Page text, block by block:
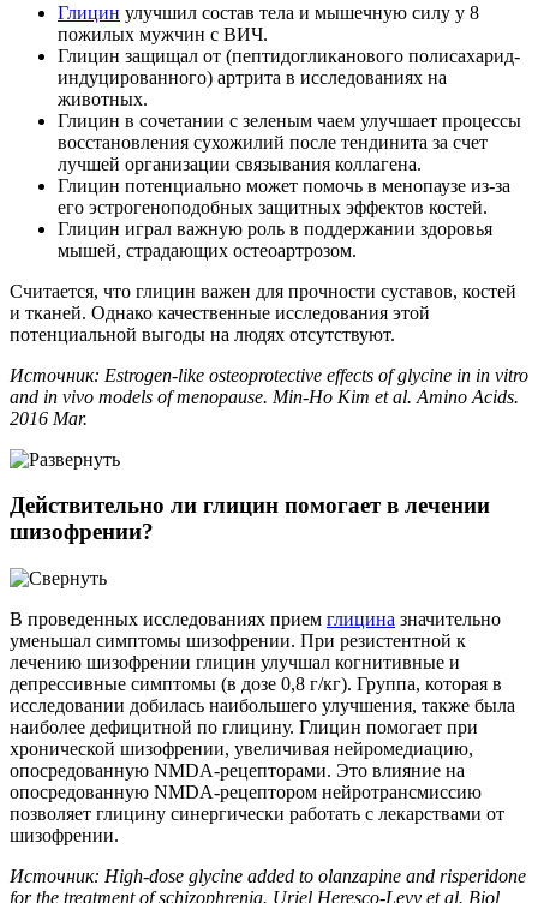
Глицин улучшил состав тела и мышечную силу у 8
пожилых мужчин с ВИЧ.
Глицин защищал от (пептидогликанового полисахарид-
индуцированного) артрита в исследованиях на
животных.
Глицин в сочетании с зеленым чаем улучшает процессы
восстановления сухожилий после тендинита за счет
лучшей организации связывания коллагена.
Глицин потенциально может помочь в менопаузе из-за
его эстрогеноподобных защитных эффектов костей.
Глицин играл важную роль в поддержании здоровья
мышей, страдающих остеоартрозом.
Считается, что глицин важен для прочности суставов, костей
и тканей. Однако качественные исследования этой
потенциальной выгоды на людях отсутствуют.
Источник: Estrogen-like osteoprotective effects of glycine in in vitro
and in vivo models of menopause. Min-Ho Kim et al. Amino Acids.
2016 Mar.
Действительно ли глицин помогает в лечении
шизофрении?
В проведенных исследованиях прием глицина значительно
уменьшал симптомы шизофрении. При резистентной к
лечению шизофрении глицин улучшал когнитивные и
депрессивные симптомы (в дозе 0,8 г/кг). Группа, которая в
исследовании добилась наибольшего улучшения, также была
наиболее дефицитной по глицину. Глицин помогает при
хронической шизофрении, увеличивая нейромедиацию,
опосредованную NMDA-рецепторами. Это влияние на
опосредованную NMDA-рецептором нейротрансмиссию
позволяет глицину синергически работать с лекарствами от
шизофрении.
Источник: High-dose glycine added to olanzapine and risperidone
for the treatment of schizophrenia. Uriel Heresco-Levy et al. Biol